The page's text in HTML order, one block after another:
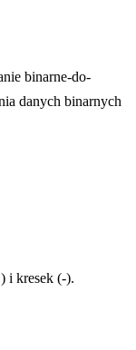
binarne-do-
danych binarnych
i kresek (-).